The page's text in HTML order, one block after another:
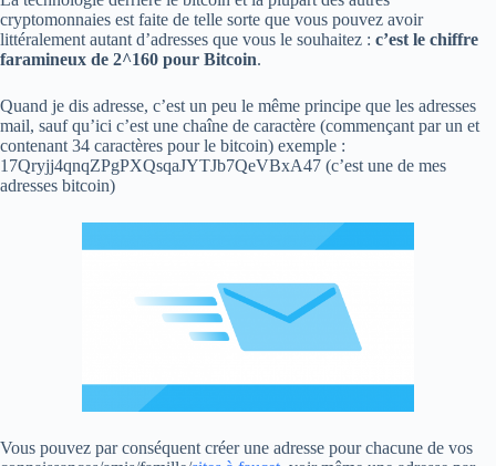
cryptomonnaies est faite de telle sorte que vous pouvez avoir
littéralement autant d’adresses que vous le souhaitez : c’est le chiffre
faramineux de 2^160 pour Bitcoin.
Quand je dis adresse, c’est un peu le même principe que les adresses
mail, sauf qu’ici c’est une chaîne de caractère (commençant par un et
contenant 34 caractères pour le bitcoin) exemple :
17Qryjj4qnqZPgPXQsqaJYTJb7QeVBxA47 (c’est une de mes
adresses bitcoin)
Vous pouvez par conséquent créer une adresse pour chacune de vos